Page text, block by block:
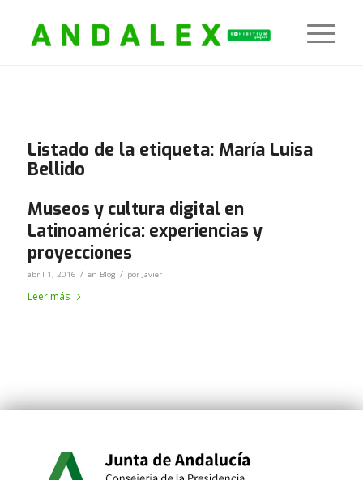
Listado de la etiqueta: María Luisa
Bellido
Museos y cultura digital en
Latinoamérica: experiencias y
proyecciones
abril 1, 2016 / en Blog / por Javier
Leer más